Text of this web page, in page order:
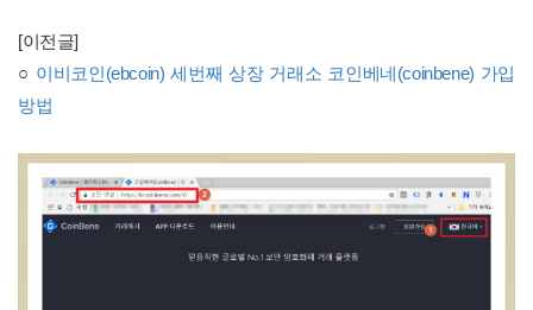
[이전글]
○ 이비코인(ebcoin) 세번째 상장 거래소 코인베네(coinbene) 가입
방법